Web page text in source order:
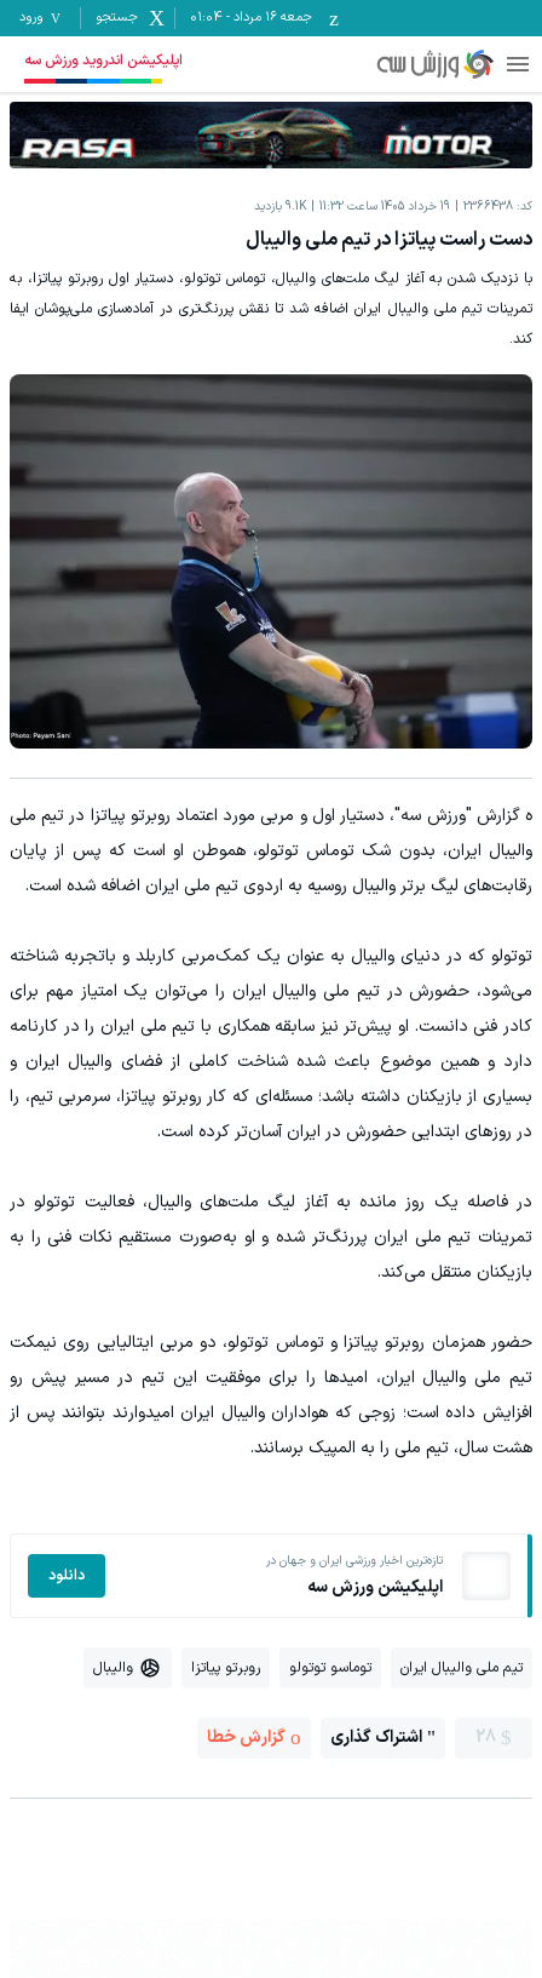
جمعه ۱۶ مرداد -
01:04 جستجو ورود
اپلیکیشن اندروید ورزش سه
کد: 2366438 19 خرداد 1405 ساعت 11:32 9.1K بازدید
دست راست پیاتزا در تیم ملی والیبال
با نزدیک شدن به آغاز لیگ ملت‌های والیبال، توماس توتولو، دستیار اول روبرتو پیاتزا، به
تمرینات تیم ملی والیبال ایران اضافه شد تا نقش پررنگ‌تری در آماده‌سازی ملی‌پوشان ایفا
کند.
ه گزارش "ورزش سه"، دستیار اول و مربی مورد اعتماد روبرتو پیاتزا در تیم ملی
والیبال ایران، بدون شک توماس توتولو، هموطن او است که پس از پایان
رقابت‌های لیگ برتر والیبال روسیه به اردوی تیم ملی ایران اضافه شده است.
توتولو که در دنیای والیبال به عنوان یک کمک‌مربی کاربلد و باتجربه شناخته
می‌شود، حضورش در تیم ملی والیبال ایران را می‌توان یک امتیاز مهم برای
کادر فنی دانست. او پیش‌تر نیز سابقه همکاری با تیم ملی ایران را در کارنامه
دارد و همین موضوع باعث شده شناخت کاملی از فضای والیبال ایران و
بسیاری از بازیکنان داشته باشد؛ مسئله‌ای که کار روبرتو پیاتزا، سرمربی تیم، را
در روزهای ابتدایی حضورش در ایران آسان‌تر کرده است.
در فاصله یک روز مانده به آغاز لیگ ملت‌های والیبال، فعالیت توتولو در
تمرینات تیم ملی ایران پررنگ‌تر شده و او به‌صورت مستقیم نکات فنی را به
بازیکنان منتقل می‌کند.
حضور همزمان روبرتو پیاتزا و توماس توتولو، دو مربی ایتالیایی روی نیمکت
تیم ملی والیبال ایران، امیدها را برای موفقیت این تیم در مسیر پیش رو
افزایش داده است؛ زوجی که هواداران والیبال ایران امیدوارند بتوانند پس از
هشت سال، تیم ملی را به المپیک برسانند.
تازه‌ترین اخبار ورزشی ایران و جهان در
اپلیکیشن ورزش سه دانلود
تیم ملی والیبال ایران توماسو توتولو روبرتو پیاتزا والیبال
28 اشتراک گذاری گزارش خطا